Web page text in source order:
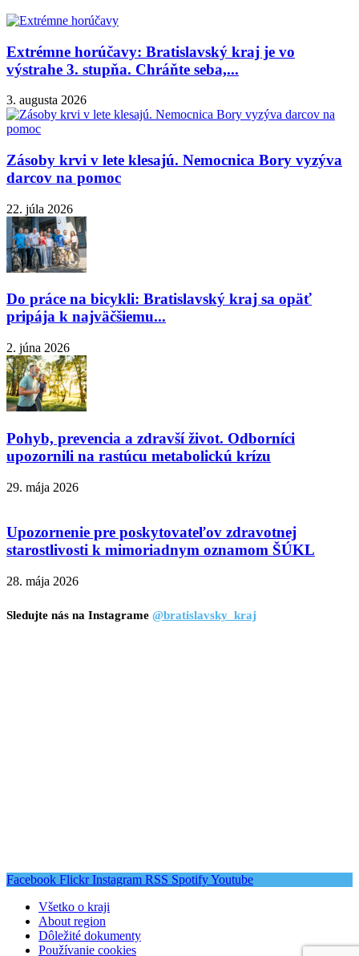
Extrémne horúčavy: Bratislavský kraj je vo
výstrahe 3. stupňa. Chráňte seba,...
3. augusta 2026
Zásoby krvi v lete klesajú. Nemocnica Bory vyzýva
darcov na pomoc
22. júla 2026
Do práce na bicykli: Bratislavský kraj sa opäť
pripája k najväčšiemu...
2. júna 2026
Pohyb, prevencia a zdravší život. Odborníci
upozornili na rastúcu metabolickú krízu
29. mája 2026
Upozornenie pre poskytovateľov zdravotnej
starostlivosti k mimoriadnym oznamom ŠÚKL
28. mája 2026
Sledujte nás na Instagrame @bratislavsky_kraj
Facebook Flickr Instagram RSS SpotifyYoutube
Všetko o kraji
About region
Dôležité dokumenty
Používanie cookies